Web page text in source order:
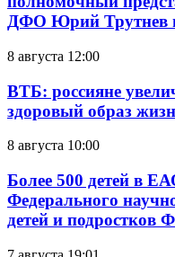
ДФО Юрий Трутнев
8 августа 12:00
ВТБ: россияне
здоровый образ
8 августа 10:00
Более 500 детей в
Федерального
детей и подростков